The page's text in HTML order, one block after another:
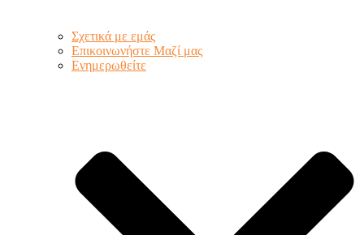
Σχετικά με εμάς
Επικοινωνήστε Μαζί μας
Ενημερωθείτε